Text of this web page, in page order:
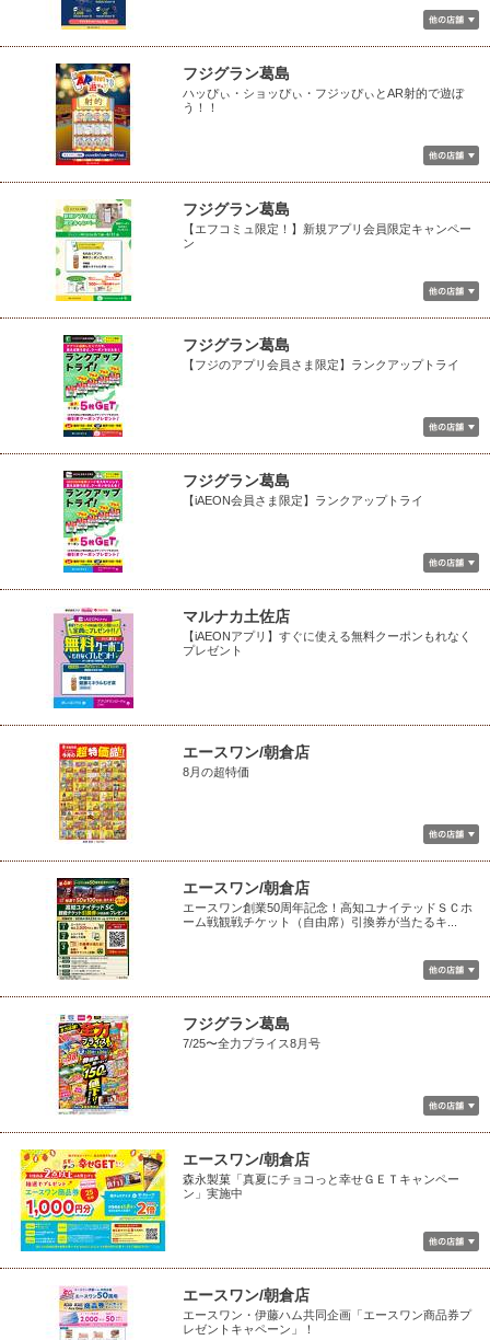
フジグラン葛島
ハッぴぃ・ショッぴぃ・フジッぴぃとAR射的で遊ぼ
う！！
フジグラン葛島
【エフコミュ限定！】新規アプリ会員限定キャンペー
ン
フジグラン葛島
【フジのアプリ会員さま限定】ランクアップトライ
フジグラン葛島
【iAEON会員さま限定】ランクアップトライ
マルナカ土佐店
【iAEONアプリ】すぐに使える無料クーポンもれなく
プレゼント
エースワン/朝倉店
8月の超特価
エースワン/朝倉店
エースワン創業50周年記念！高知ユナイテッドＳＣホ
ーム戦観戦チケット（自由席）引換券が当たるキ...
フジグラン葛島
7/25〜全力プライス8月号
エースワン/朝倉店
森永製菓「真夏にチョコっと幸せＧＥＴキャンペー
ン」実施中
エースワン/朝倉店
エースワン・伊藤ハム共同企画「エースワン商品券プ
レゼントキャペーン」！